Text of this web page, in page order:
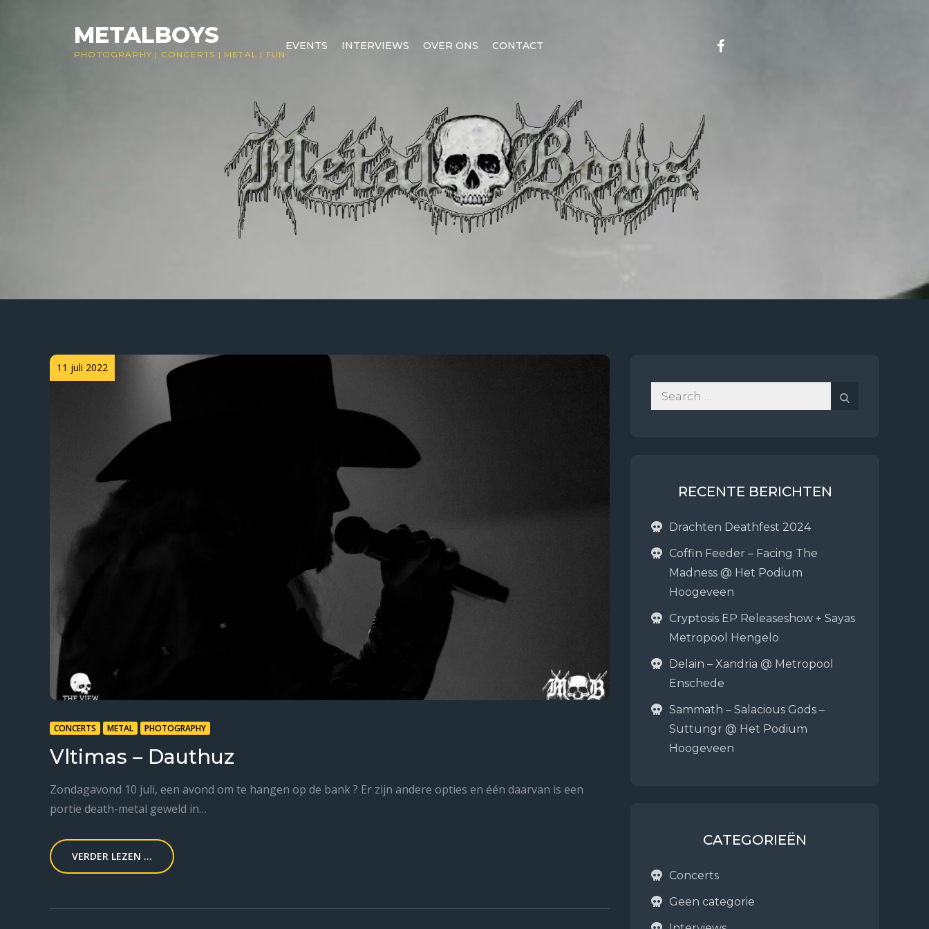
METALBOYS
PHOTOGRAPHY | CONCERTS | METAL | FUN
EVENTS INTERVIEWS OVER ONS CONTACT
Metalboys
Posted
on
11 juli 2022
CONCERTS METAL PHOTOGRAPHY
Vltimas – Dauthuz
Zondagavond 10 juli, een avond om te hangen op de bank ? Er zijn andere opties en één daarvan is een
portie death-metal geweld in…
VERDER LEZEN ...
Search
for:
RECENTE BERICHTEN
Drachten Deathfest 2024
Coffin Feeder – Facing The
Madness @ Het Podium
Hoogeveen
Cryptosis EP Releaseshow + Sayas
Metropool Hengelo
Delain – Xandria @ Metropool
Enschede
Sammath – Salacious Gods –
Suttungr @ Het Podium
Hoogeveen
CATEGORIEËN
Concerts
Geen categorie